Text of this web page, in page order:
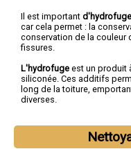
Il est important
car cela permet : la
conservation de la couleur
fissures.
L'hydrofuge est un produit
siliconée. Ces additifs
long de la toiture,
diverses.